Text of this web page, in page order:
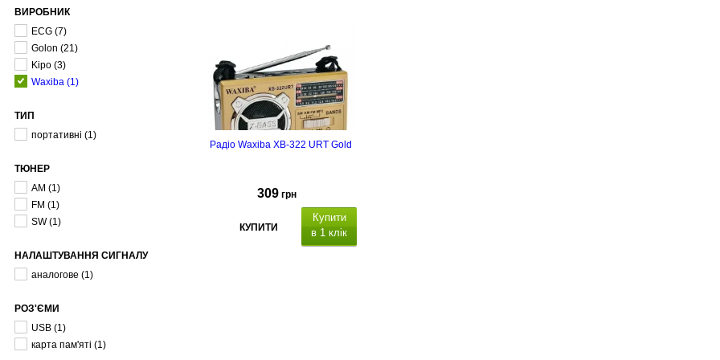
ВИРОБНИК
ECG (7)
Golon (21)
Kipo (3)
Waxiba (1)
ТИП
портативні (1)
ТЮНЕР
AM (1)
FM (1)
SW (1)
НАЛАШТУВАННЯ СИГНАЛУ
аналогове (1)
РОЗ'ЄМИ
USB (1)
карта пам'яті (1)
Радіо Waxiba XB-322 URT Gold
309 грн
КУПИТИ
Купити
в 1 клік